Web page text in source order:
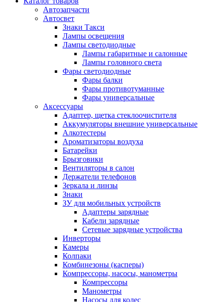
Автозапчасти
Автосвет
Знаки Такси
Лампы освещения
Лампы светодиодные
Лампы габаритные и салонные
Лампы головного света
Фары светодиодные
Фары балки
Фары противотуманные
Фары универсальные
Аксессуары
Адаптер, щетка стеклоочистителя
Аккумуляторы внешние универсальные
Алкотестеры
Ароматизаторы воздуха
Батарейки
Брызговики
Вентиляторы в салон
Держатели телефонов
Зеркала и линзы
Знаки
ЗУ для мобильных устройств
Адаптеры зарядные
Кабели зарядные
Сетевые зарядные устройства
Инверторы
Камеры
Колпаки
Комбинезоны (касперы)
Компрессоры, насосы, манометры
Компрессоры
Манометры
Насосы для колес